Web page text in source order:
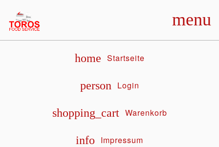
menu
home Startseite
person Login
shopping_cart Warenkorb
info Impressum